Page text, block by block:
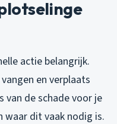
actie belangrijk.
en verplaats
van de schade voor je
waar dit vaak nodig is.